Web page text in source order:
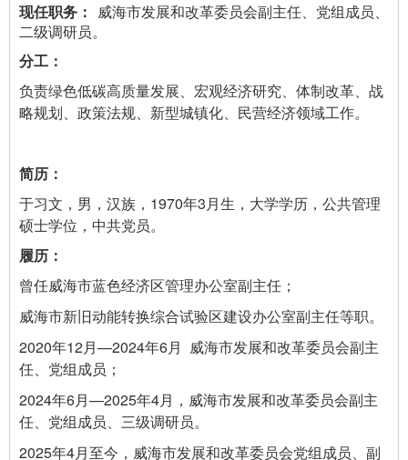
威海市发展和改革委员会副主任、党组成员、
二级调研员。
负责绿色低碳高质量发展、宏观经济研究、体制改革、战
略规划、政策法规、新型城镇化、民营经济领域工作。
于习文，男，汉族，1970年3月生，大学学历，公共管理
硕士学位，中共党员。
曾任威海市蓝色经济区管理办公室副主任；
威海市新旧动能转换综合试验区建设办公室副主任等职。
2020年12月—2024年6月 威海市发展和改革委员会副主
任、党组成员；
2024年6月—2025年4月，威海市发展和改革委员会副主
任、党组成员、三级调研员。
2025年4月至今，威海市发展和改革委员会党组成员、副